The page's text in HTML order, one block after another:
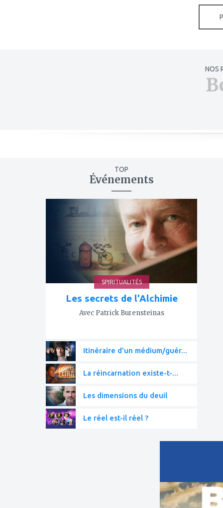
NOS
TOP
Événements
mes
SPIRITUALITÉS
Les secrets de l'Alchimie
Avec Patrick Burensteinas
Itinéraire d'un médium/guér...
La réincarnation existe-t-...
Les dimensions du deuil
Le réel est-il réel ?
à
mes
favoris